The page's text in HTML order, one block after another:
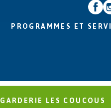
PROGRAMMES ET
GARDERIE LES COUCOUS